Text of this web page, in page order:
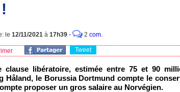
le 12/11/2021 à 17h39 - 2 com.
Tweet
clause libératoire, estimée entre 75 et 90
le Borussia Dortmund compte le
proposer un gros salaire au Norvégien.